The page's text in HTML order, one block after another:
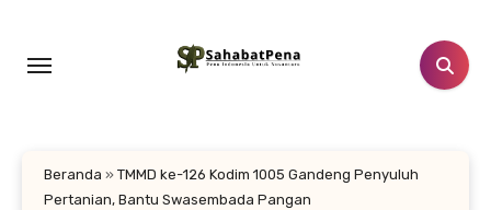
konten
Beranda » TMMD ke-126 Kodim 1005 Gandeng Penyuluh
Pertanian, Bantu Swasembada Pangan